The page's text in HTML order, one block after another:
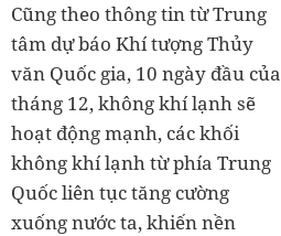
Cũng theo thông tin từ Trung
tâm dự báo Khí tượng Thủy
văn Quốc gia, 10 ngày đầu của
tháng 12, không khí lạnh sẽ
hoạt động mạnh, các khối
không khí lạnh từ phía Trung
Quốc liên tục tăng cường
xuống nước ta, khiến nền